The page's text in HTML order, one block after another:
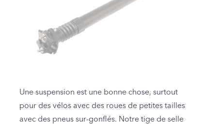
Une suspension est une bonne chose, surtout
pour des vélos avec des roues de petites tailles
avec des pneus sur-gonflés. Notre tige de selle